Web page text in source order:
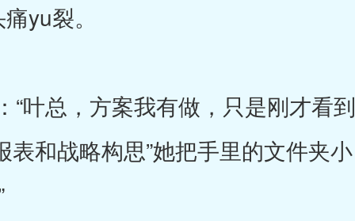
yu裂。
叶总，方案我有做，只是刚才看到
和战略构思”她把手里的文件夹小